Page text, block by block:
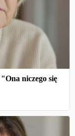
niczego się